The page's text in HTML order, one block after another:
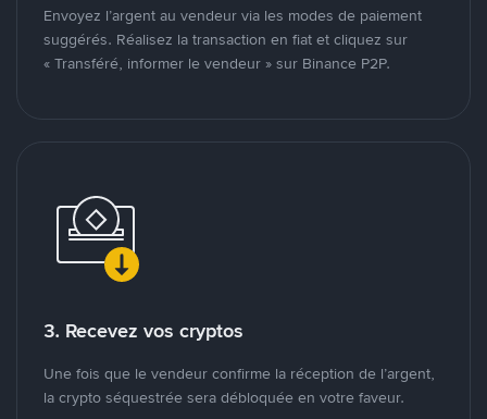
Envoyez l’argent au vendeur via les modes de paiement
suggérés. Réalisez la transaction en fiat et cliquez sur
« Transféré, informer le vendeur » sur Binance P2P.
3. Recevez vos cryptos
Une fois que le vendeur confirme la réception de l’argent,
la crypto séquestrée sera débloquée en votre faveur.